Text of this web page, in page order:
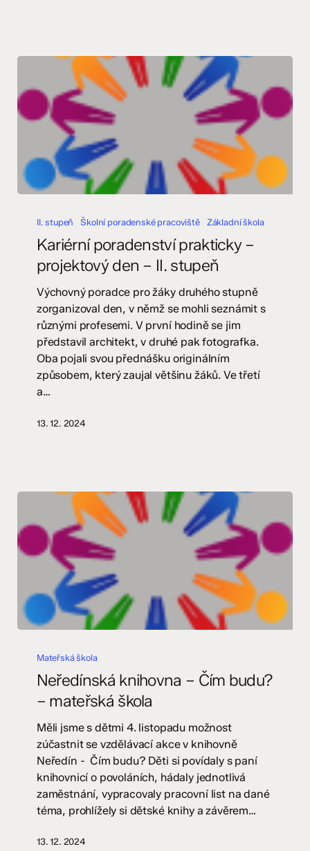
poradenství
projektový
stupeň
II. stupeň Školní poradenské pracoviště Základní škola
Kariérní poradenství prakticky –
projektový den – II. stupeň
Výchovný poradce pro žáky druhého stupně
zorganizoval den, v němž se mohli seznámit s
různými profesemi. V první hodině se jim
představil architekt, v druhé pak fotografka.
Oba pojali svou přednášku originálním
způsobem, který zaujal většinu žáků. Ve třetí
a…
13. 12. 2024
knihovna
budu?
mateřská
Mateřská škola
Neředínská knihovna – Čím budu?
– mateřská škola
Měli jsme s dětmi 4. listopadu možnost
zúčastnit se vzdělávací akce v knihovně
Neředín - Čím budu? Děti si povídaly s paní
knihovnicí o povoláních, hádaly jednotlivá
zaměstnání, vypracovaly pracovní list na dané
téma, prohlížely si dětské knihy a závěrem…
13. 12. 2024